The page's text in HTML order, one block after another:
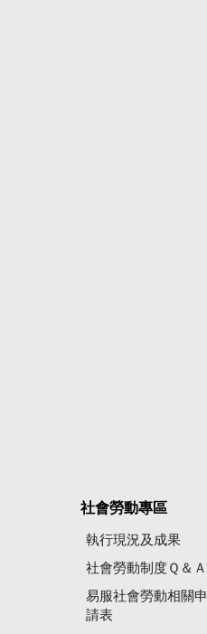
社會勞動專區
執行現況及成果
社會勞動制度Ｑ＆Ａ
易服社會勞動相關申
請表